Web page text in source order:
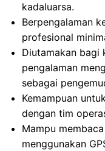
kadaluarsa.
Berpengalaman
profesional
Diutamakan bagi
pengalaman
sebagai
Kemampuan
dengan tim
Mampu
menggunakan